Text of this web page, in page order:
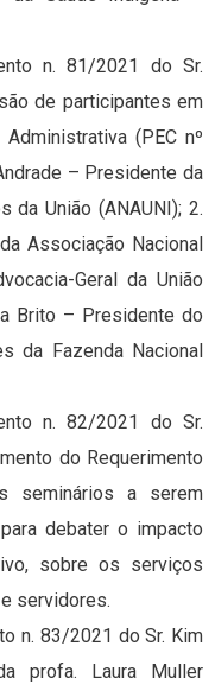
n. 81/2021 do Sr.
de participantes em
(PEC nº
– Presidente da
da União (ANAUNI); 2.
Associação Nacional
Geral da União
Brito – Presidente do
da Fazenda Nacional
n. 82/2021 do Sr.
do Requerimento
seminários a serem
debater o impacto
sobre os serviços
servidores.
n. 83/2021 do Sr. Kim
profa. Laura Muller